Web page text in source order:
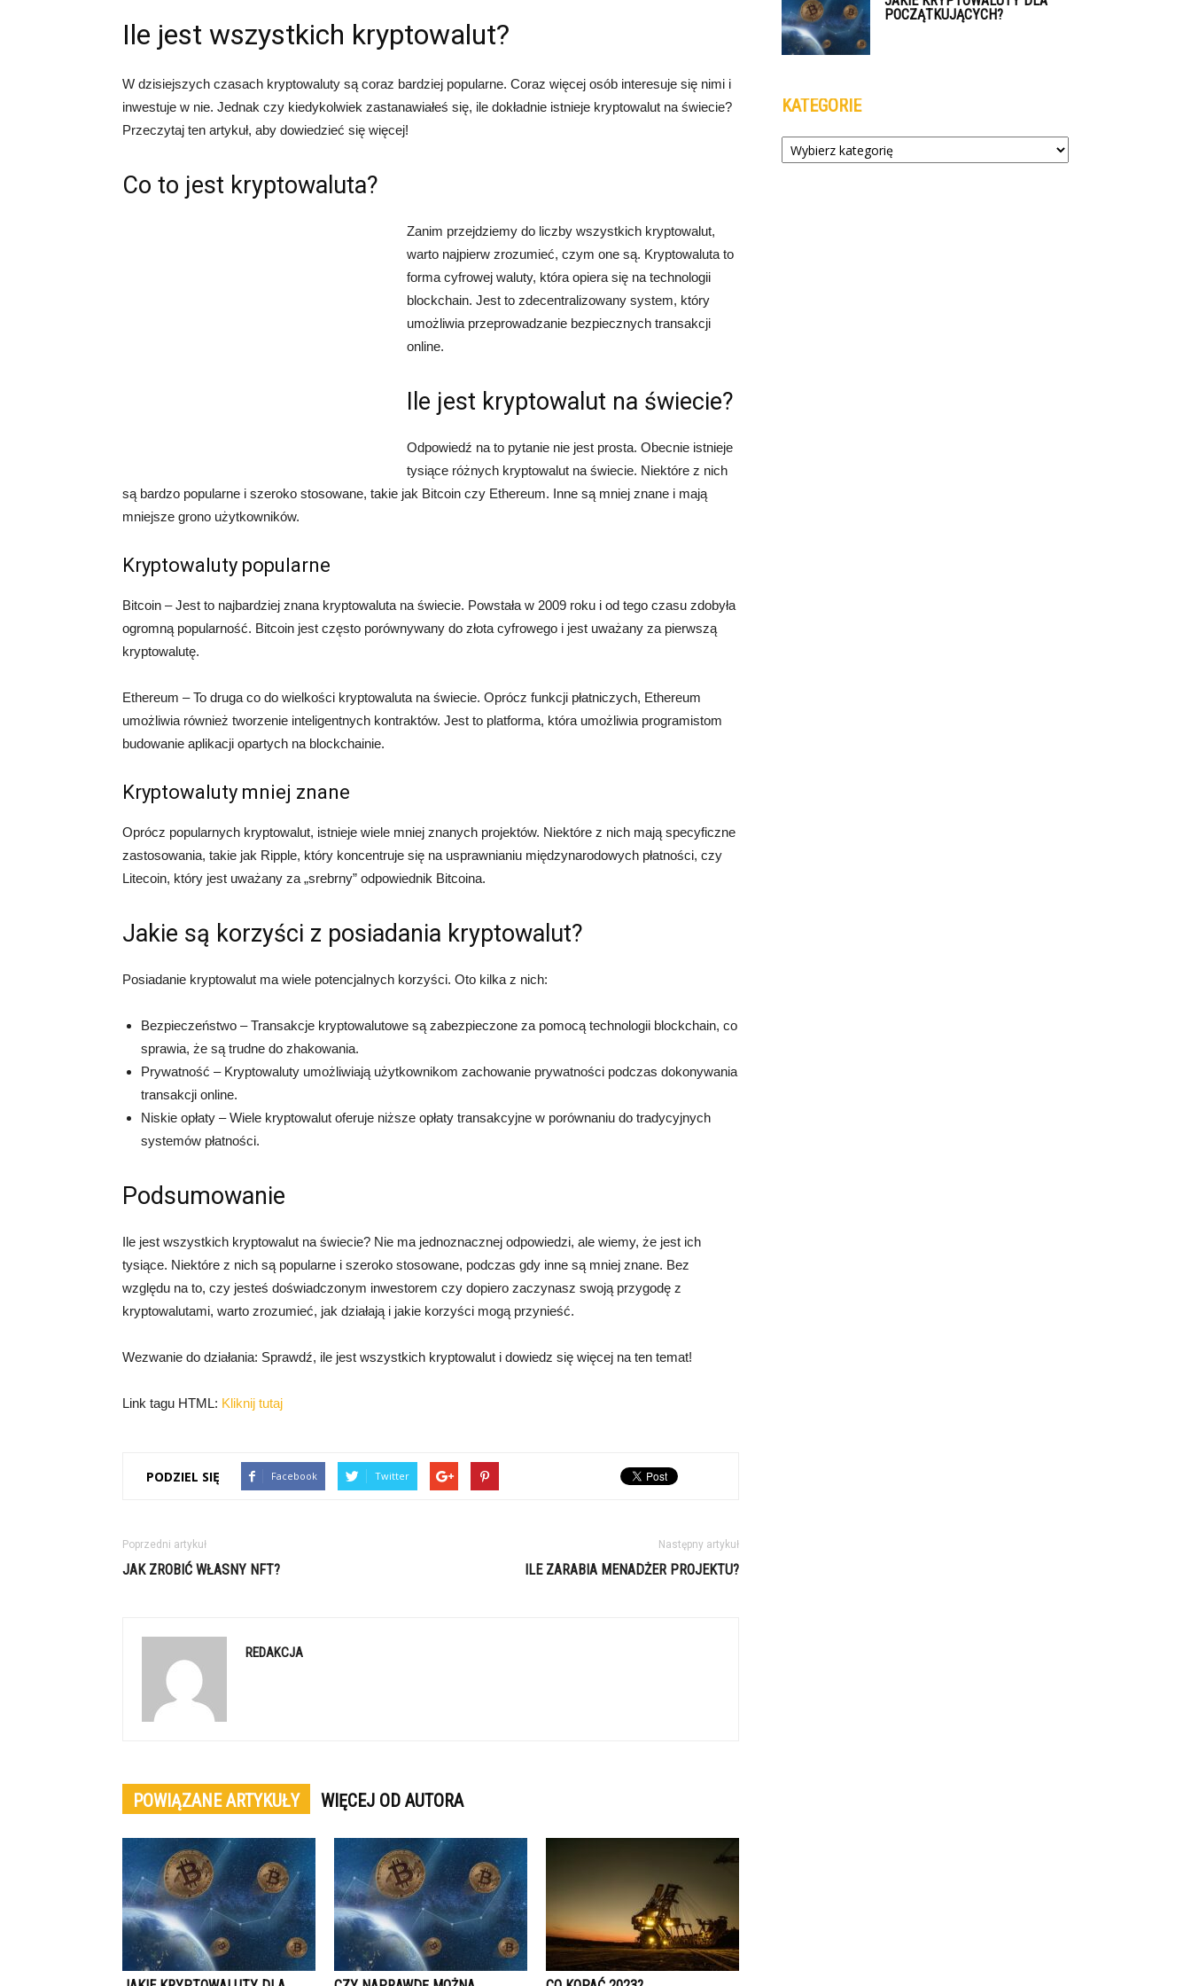
Ile jest wszystkich kryptowalut?
W dzisiejszych czasach kryptowaluty są coraz bardziej popularne. Coraz więcej osób interesuje się nimi i
inwestuje w nie. Jednak czy kiedykolwiek zastanawiałeś się, ile dokładnie istnieje kryptowalut na świecie?
Przeczytaj ten artykuł, aby dowiedzieć się więcej!
Co to jest kryptowaluta?
Zanim przejdziemy do liczby wszystkich kryptowalut,
warto najpierw zrozumieć, czym one są. Kryptowaluta to
forma cyfrowej waluty, która opiera się na technologii
blockchain. Jest to zdecentralizowany system, który
umożliwia przeprowadzanie bezpiecznych transakcji
online.
Ile jest kryptowalut na świecie?
Odpowiedź na to pytanie nie jest prosta. Obecnie istnieje
tysiące różnych kryptowalut na świecie. Niektóre z nich
są bardzo popularne i szeroko stosowane, takie jak Bitcoin czy Ethereum. Inne są mniej znane i mają
mniejsze grono użytkowników.
Kryptowaluty popularne
Bitcoin – Jest to najbardziej znana kryptowaluta na świecie. Powstała w 2009 roku i od tego czasu zdobyła
ogromną popularność. Bitcoin jest często porównywany do złota cyfrowego i jest uważany za pierwszą
kryptowalutę.
Ethereum – To druga co do wielkości kryptowaluta na świecie. Oprócz funkcji płatniczych, Ethereum
umożliwia również tworzenie inteligentnych kontraktów. Jest to platforma, która umożliwia programistom
budowanie aplikacji opartych na blockchainie.
Kryptowaluty mniej znane
Oprócz popularnych kryptowalut, istnieje wiele mniej znanych projektów. Niektóre z nich mają specyficzne
zastosowania, takie jak Ripple, który koncentruje się na usprawnianiu międzynarodowych płatności, czy
Litecoin, który jest uważany za „srebrny” odpowiednik Bitcoina.
Jakie są korzyści z posiadania kryptowalut?
Posiadanie kryptowalut ma wiele potencjalnych korzyści. Oto kilka z nich:
Bezpieczeństwo – Transakcje kryptowalutowe są zabezpieczone za pomocą technologii blockchain, co
sprawia, że są trudne do zhakowania.
Prywatność – Kryptowaluty umożliwiają użytkownikom zachowanie prywatności podczas dokonywania
transakcji online.
Niskie opłaty – Wiele kryptowalut oferuje niższe opłaty transakcyjne w porównaniu do tradycyjnych
systemów płatności.
Podsumowanie
Ile jest wszystkich kryptowalut na świecie? Nie ma jednoznacznej odpowiedzi, ale wiemy, że jest ich
tysiące. Niektóre z nich są popularne i szeroko stosowane, podczas gdy inne są mniej znane. Bez
względu na to, czy jesteś doświadczonym inwestorem czy dopiero zaczynasz swoją przygodę z
kryptowalutami, warto zrozumieć, jak działają i jakie korzyści mogą przynieść.
Wezwanie do działania: Sprawdź, ile jest wszystkich kryptowalut i dowiedz się więcej na ten temat!
Link tagu HTML: Kliknij tutaj
PODZIEL SIĘ Facebook Twitter
Poprzedni artykuł
JAK ZROBIĆ WŁASNY NFT?
Następny artykuł
ILE ZARABIA MENADŻER PROJEKTU?
REDAKCJA
POWIĄZANE ARTYKUŁY WIĘCEJ OD AUTORA
POCZĄTKUJĄCYCH?
KATEGORIE
Kategorie